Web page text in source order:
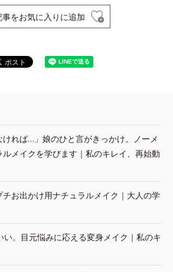
事をお気に入りに追加
ければ…」娘のひと言がきっかけ。ノーメ
メイクを学びます｜私のキレイ、再始動
チお出かけ用ナチュラルメイク｜大人の学
い。目元悩みに応える変身メイク｜私のキ